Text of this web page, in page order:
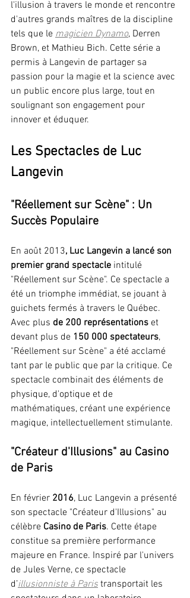
l'illusion à travers le monde et rencontre
d'autres grands maîtres de la discipline
tels que le magicien Dynamo, Derren
Brown, et Mathieu Bich. Cette série a
permis à Langevin de partager sa
passion pour la magie et la science avec
un public encore plus large, tout en
soulignant son engagement pour
innover et éduquer.
Les Spectacles de Luc
Langevin
"Réellement sur Scène" : Un
Succès Populaire
En août 2013, Luc Langevin a lancé son
premier grand spectacle intitulé
"Réellement sur Scène". Ce spectacle a
été un triomphe immédiat, se jouant à
guichets fermés à travers le Québec.
Avec plus de 200 représentations et
devant plus de 150 000 spectateurs,
"Réellement sur Scène" a été acclamé
tant par le public que par la critique. Ce
spectacle combinait des éléments de
physique, d'optique et de
mathématiques, créant une expérience
magique, intellectuellement stimulante.
"Créateur d'Illusions" au Casino
de Paris
En février 2016, Luc Langevin a présenté
son spectacle "Créateur d'Illusions" au
célèbre Casino de Paris. Cette étape
constitue sa première performance
majeure en France. Inspiré par l'univers
de Jules Verne, ce spectacle
d’illusionniste à Paris transportait les